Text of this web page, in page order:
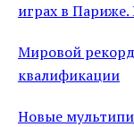
играх в
Мировой
квалификации
Новые